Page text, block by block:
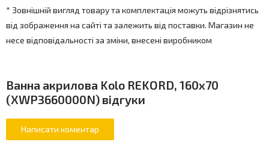
* Зовнішній вигляд товару та комплектація можуть відрізнятись
від зображення на сайті та залежить від поставки. Магазин не
несе відповідальності за зміни, внесені виробником
Ванна акрилова Kolo REKORD, 160x70
(XWP3660000N) відгуки